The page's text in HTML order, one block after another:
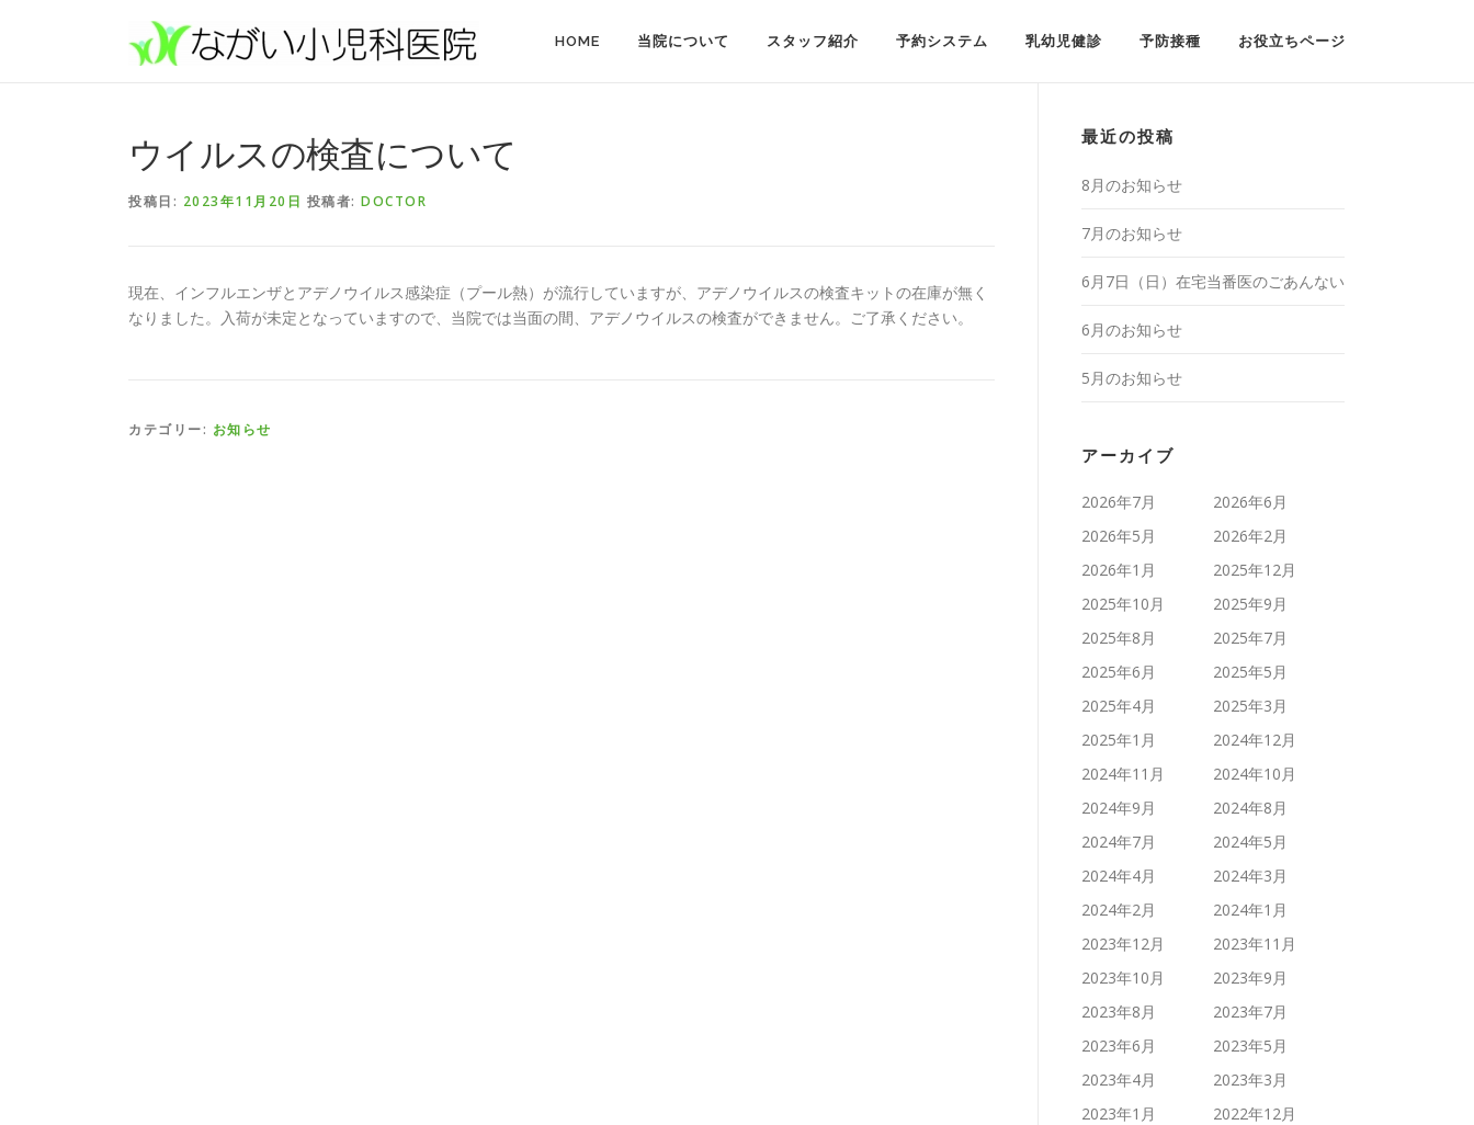
HOME 当院について スタッフ紹介 予約システム 乳幼児健診 予防接種 お役立ちページ
ウイルスの検査について
投稿日: 2023年11月20日 投稿者: DOCTOR
現在、インフルエンザとアデノウイルス感染症（プール熱）が流行していますが、アデノウイルスの検査キットの在庫が無く
なりました。入荷が未定となっていますので、当院では当面の間、アデノウイルスの検査ができません。ご了承ください。
カテゴリー: お知らせ
最近の投稿
8月のお知らせ
7月のお知らせ
6月7日（日）在宅当番医のごあんない
6月のお知らせ
5月のお知らせ
アーカイブ
2026年7月
2026年6月
2026年5月
2026年2月
2026年1月
2025年12月
2025年10月
2025年9月
2025年8月
2025年7月
2025年6月
2025年5月
2025年4月
2025年3月
2025年1月
2024年12月
2024年11月
2024年10月
2024年9月
2024年8月
2024年7月
2024年5月
2024年4月
2024年3月
2024年2月
2024年1月
2023年12月
2023年11月
2023年10月
2023年9月
2023年8月
2023年7月
2023年6月
2023年5月
2023年4月
2023年3月
2023年1月
2022年12月